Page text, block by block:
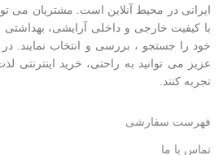
ايرانی در محيط آنلاين است. مشتريان می
با کيفيت خارجی و داخلی آرایشی،
خود را جستجو ، بررسی و انتخاب نمايند. در
عزیز می توانيد به راحتی، خرید اینترنتی
تجربه کنند.
فهرست سفارشی
تماس با ما